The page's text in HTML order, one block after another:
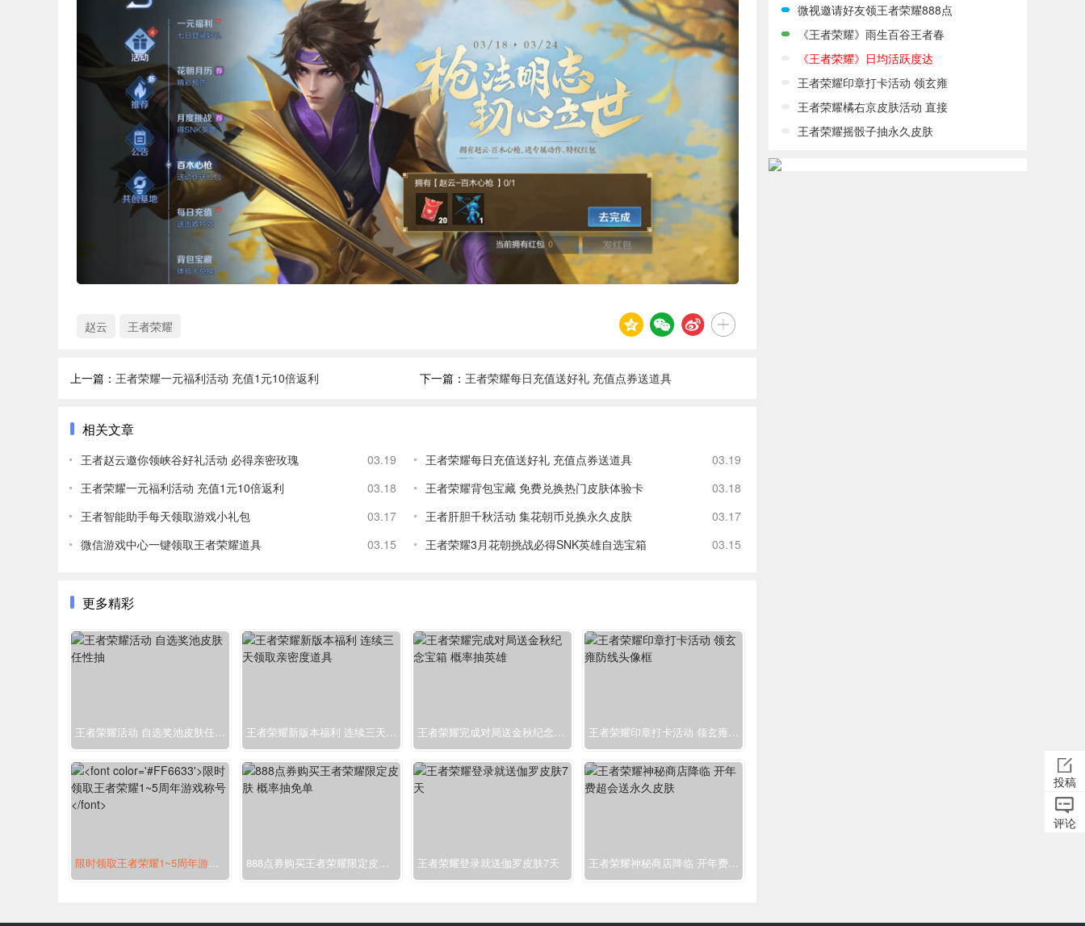
投稿
评论
赵云 王者荣耀
上一篇： 王者荣耀一元福利活动 充值1元10倍返利 下一篇：王者荣耀每日充值送好礼 充值点券送道具
相关文章
王者赵云邀你领峡谷好礼活动 必得亲密玫瑰 03.19 王者荣耀每日充值送好礼 充值点券送道具
03.19
王者荣耀一元福利活动 充值1元10倍返利
03.18 王者荣耀背包宝藏 免费兑换热门皮肤体验卡
03.18
王者智能助手每天领取游戏小礼包
03.17 王者肝胆千秋活动 集花朝币兑换永久皮肤
03.17
微信游戏中心一键领取王者荣耀道具
03.15 王者荣耀3月花朝挑战必得SNK英雄自选宝箱 03.15
更多精彩
王者荣耀活动 自选奖池皮肤任性抽 王者荣耀新版本福利 连续三天领取亲密度道具 王者荣耀完成对局送金秋纪念宝箱 概率抽英雄 王者荣耀印章打卡活动 领玄雍防线头像框
限时领取王者荣耀1~5周年游戏称号 888点券购买王者荣耀限定皮肤 概率抽免单 王者荣耀登录就送伽罗皮肤7天 王者荣耀神秘商店降临 开年费超会送永久皮肤
微视邀请好友领王者荣耀888点
《王者荣耀》雨生百谷王者春
《王者荣耀》日均活跃度达
王者荣耀印章打卡活动 领玄雍
王者荣耀橘右京皮肤活动 直接
王者荣耀摇骰子抽永久皮肤